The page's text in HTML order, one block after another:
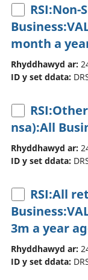
RSI:Non-
month a
Rhyddhawyd ar:
ID y set ddata:
nsa):All
Rhyddhawyd ar:
ID y set ddata:
RSI:All
3m a year
Rhyddhawyd ar:
ID y set ddata: